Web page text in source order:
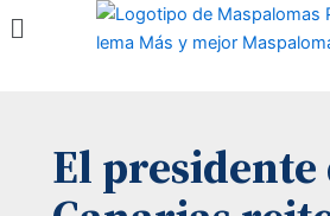
Menú
El presidente